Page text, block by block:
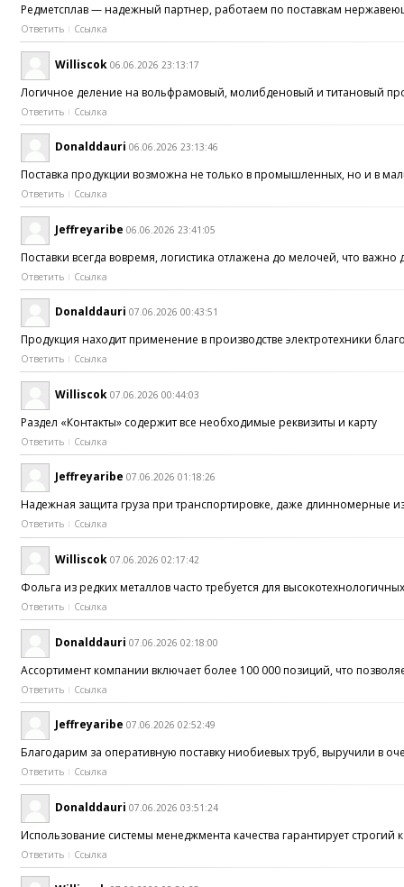
Редметсплав — надежный партнер, работаем по поставкам
Ответить Ссылка
Williscok 06.06.2026 23:13:17
Логичное деление на вольфрамовый, молибденовый и титановый
Ответить Ссылка
Donalddauri 06.06.2026 23:13:46
Поставка продукции возможна не только в промышленных, но и в
Ответить Ссылка
Jeffreyaribe 06.06.2026 23:41:05
Поставки всегда вовремя, логистика отлажена до мелочей, что
Ответить Ссылка
Donalddauri 07.06.2026 00:43:51
Продукция находит применение в производстве электротехники
Ответить Ссылка
Williscok 07.06.2026 00:44:03
Раздел «Контакты» содержит все необходимые реквизиты и карту
Ответить Ссылка
Jeffreyaribe 07.06.2026 01:18:26
Надежная защита груза при транспортировке, даже длинномерные
Ответить Ссылка
Williscok 07.06.2026 02:17:42
Фольга из редких металлов часто требуется для
Ответить Ссылка
Donalddauri 07.06.2026 02:18:00
Ассортимент компании включает более 100 000 позиций, что
Ответить Ссылка
Jeffreyaribe 07.06.2026 02:52:49
Благодарим за оперативную поставку ниобиевых труб, выручили в
Ответить Ссылка
Donalddauri 07.06.2026 03:51:24
Использование системы менеджмента качества гарантирует строгий
Ответить Ссылка